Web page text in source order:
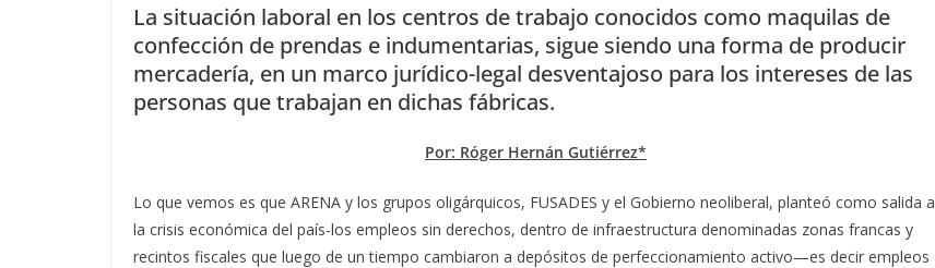
La situación laboral en los centros de trabajo conocidos como maquilas de
confección de prendas e indumentarias, sigue siendo una forma de producir
mercadería, en un marco jurídico-legal desventajoso para los intereses de las
personas que trabajan en dichas fábricas.
Por: Róger Hernán Gutiérrez*
Lo que vemos es que ARENA y los grupos oligárquicos, FUSADES y el Gobierno neoliberal, planteó como salida a
la crisis económica del país-los empleos sin derechos, dentro de infraestructura denominadas zonas francas y
recintos fiscales que luego de un tiempo cambiaron a depósitos de perfeccionamiento activo—es decir empleos